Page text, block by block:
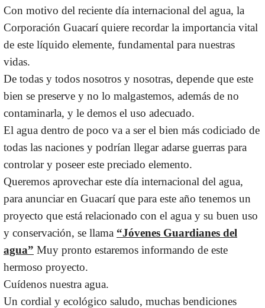
Con motivo del reciente día internacional del agua, la
Corporación Guacarí quiere recordar la importancia vital
de este líquido elemente, fundamental para nuestras
vidas.
De todas y todos nosotros y nosotras, depende que este
bien se preserve y no lo malgastemos, además de no
contaminarla, y le demos el uso adecuado.
El agua dentro de poco va a ser el bien más codiciado de
todas las naciones y podrían llegar adarse guerras para
controlar y poseer este preciado elemento.
Queremos aprovechar este día internacional del agua,
para anunciar en Guacarí que para este año tenemos un
proyecto que está relacionado con el agua y su buen uso
y conservación, se llama “Jóvenes Guardianes del
agua” Muy pronto estaremos informando de este
hermoso proyecto.
Cuídenos nuestra agua.
Un cordial y ecológico saludo, muchas bendiciones